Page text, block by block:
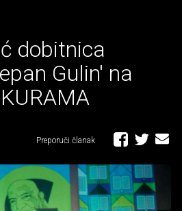
dobitnica
Gulin' na
Preporuči članak